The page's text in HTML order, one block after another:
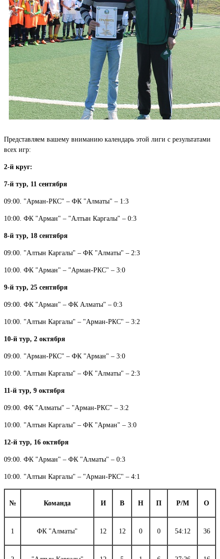
Представляем вашему вниманию календарь этой лиги с результатами
всех игр:
2-й круг:
7-й тур, 11 сентября
09:00. "Арман-РКС" – ФК "Алматы" – 1:3
10:00. ФК "Арман" – "Алтын Каргалы" – 0:3
8-й тур, 18 сентября
09:00. "Алтын Каргалы" – ФК "Алматы" – 2:3
10:00. ФК "Арман" – "Арман-РКС" – 3:0
9-й тур, 25 сентября
09:00. ФК "Арман" – ФК Алматы" – 0:3
10:00. "Алтын Каргалы" – "Арман-РКС" – 3:2
10-й тур, 2 октября
09:00. "Арман-РКС" – ФК "Арман" – 3:0
10:00. "Алтын Каргалы" – ФК "Алматы" – 2:3
11-й тур, 9 октября
09:00. ФК "Алматы" – "Арман-РКС" – 3:2
10:00. "Алтын Каргалы" – ФК "Арман" – 3:0
12-й тур, 16 октября
09:00. ФК "Арман" – ФК "Алматы" – 0:3
10:00. "Алтын Каргалы" – "Арман-РКС" – 4:1
№ Команда И В Н П Р/М О
1 ФК "Алматы" 12 12 0 0 54:12 36